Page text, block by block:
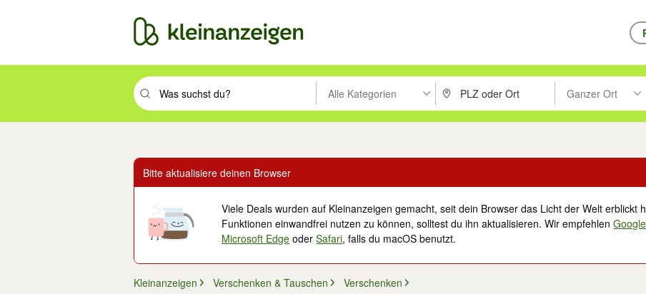
Suchbegriff eingeben. Eingabetaste drücken um zu suchen, oder Vorschläge mit den Pfeiltasten nach oben/
Alle Kategorien PLZ oder Ort eingeben. Eingabetaste
Ganzer Ort
Suche im Umkreis
Bitte aktualisiere deinen Browser
Viele Deals wurden auf Kleinanzeigen gemacht, seit dein Browser das Licht der Welt erblickt
Funktionen einwandfrei nutzen zu können, solltest du ihn aktualisieren. Wir empfehlen
Microsoft Edge oderSafari, falls du macOS benutzt.
Kleinanzeigen Verschenken & Tauschen Verschenken